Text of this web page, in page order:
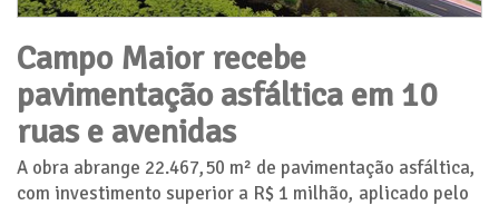
Campo Maior recebe
pavimentação asfáltica em 10
ruas e avenidas
A obra abrange 22.467,50 m² de pavimentação asfáltica,
com investimento superior a R$ 1 milhão, aplicado pelo